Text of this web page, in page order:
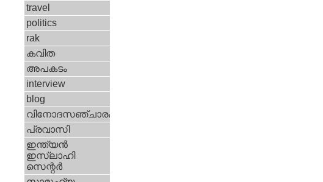
travel
politics
rak
കവിത
അപകടം
interview
blog
വിനോദസഞ്ചാരം
പ്രവാസി
ഇന്ത്യന്‍
ഇസ്ലാഹി
സെന്റര്‍